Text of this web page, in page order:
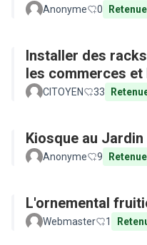
Anonyme 0 Retenue
Installer des
les commerces
CITOYEN 33
Kiosque au
Anonyme 9 Retenue
L'ornemental
Webmaster 1